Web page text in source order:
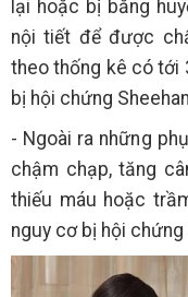
lại hoặc bị băng
nội tiết để được
theo thống kê có tới
bị hội chứng
- Ngoài ra những
chậm chạp, tăng
thiếu máu hoặc
nguy cơ bị hội chứng